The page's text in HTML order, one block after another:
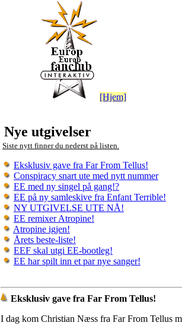
[Hjem]
Nye utgivelser
Siste nytt finner du nederst på listen.
Eksklusiv gave fra Far From Tellus!
Conspiracy snart ute med nytt nummer
EE med ny singel på gang!?
EE på ny samleskive fra Enfant Terrible!
NY UTGIVELSE UTE NÅ!
EE remixer Atropine!
Atropine igjen!
Årets beste-liste!
EEF skal utgi EE-bootleg!
EE har spilt inn et par nye sanger!
Eksklusiv gave fra Far From Tellus!
I dag kom Christian Næss fra Far From Tellus